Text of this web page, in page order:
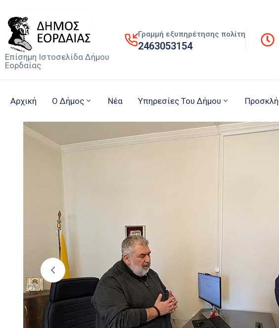
Επίσημη Ιστοσελίδα Δήμου
Εορδαίας
Γραμμή εξυπηρέτησης πολίτη
2463053154
Αρχική Ο Δήμος Νέα Υπηρεσίες Του Δήμου